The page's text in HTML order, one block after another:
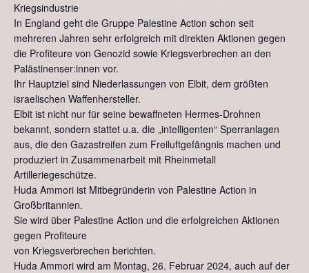
Kriegsindustrie
In England geht die Gruppe Palestine Action schon seit
mehreren Jahren sehr erfolgreich mit direkten Aktionen gegen
die Profiteure von Genozid sowie Kriegsverbrechen an den
Palästinenser:innen vor.
Ihr Hauptziel sind Niederlassungen von Elbit, dem größten
israelischen Waffenhersteller.
Elbit ist nicht nur für seine bewaffneten Hermes-Drohnen
bekannt, sondern stattet u.a. die „intelligenten“ Sperranlagen
aus, die den Gazastreifen zum Freiluftgefängnis machen und
produziert in Zusammenarbeit mit Rheinmetall
Artilleriegeschütze.
Huda Ammori ist Mitbegründerin von Palestine Action in
Großbritannien.
Sie wird über Palestine Action und die erfolgreichen Aktionen
gegen Profiteure
von Kriegsverbrechen berichten.
Huda Ammori wird am Montag, 26. Februar 2024, auch auf der